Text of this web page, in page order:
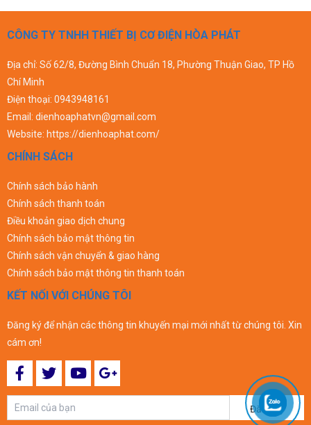
CÔNG TY TNHH THIẾT BỊ CƠ ĐIỆN HÒA PHÁT
Địa chỉ: Số 62/8, Đường Bình Chuẩn 18, Phường Thuận Giao, TP Hồ
Chí Minh
Điện thoại: 0943948161
Email: dienhoaphatvn@gmail.com
Website: https://dienhoaphat.com/
CHÍNH SÁCH
Chính sách bảo hành
Chính sách thanh toán
Điều khoản giao dịch chung
Chính sách bảo mật thông tin
Chính sách vận chuyển & giao hàng
Chính sách bảo mật thông tin thanh toán
KẾT NỐI VỚI CHÚNG TÔI
Đăng ký để nhận các thông tin khuyến mại mới nhất từ chúng tôi. Xin
cám ơn!
Đăng ký